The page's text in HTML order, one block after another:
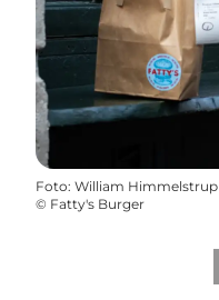
Foto: William Himmelstrup
© Fatty's Burger